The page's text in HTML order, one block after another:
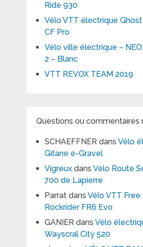
Ride 930
Vélo VTT électrique Ghost
CF Pro
Vélo ville électrique –
2 – Blanc
VTT REVOX TEAM 2019
Questions ou commentaires
SCHAEFFNERdans Vélo
Gitane e-Gravel
Vigreuxdans Vélo Route
700 de Lapierre
Parratdans Vélo VTT Free
Rockrider FR6 Evo
GANIERdans Vélo
Wayscral City 520